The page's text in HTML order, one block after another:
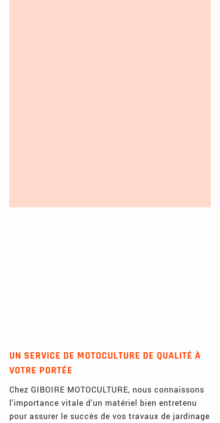
UN SERVICE DE MOTOCULTURE DE QUALITÉ À
VOTRE PORTÉE
Chez GIBOIRE MOTOCULTURE, nous connaissons
l'importance vitale d'un matériel bien entretenu
pour assurer le succès de vos travaux de jardinage